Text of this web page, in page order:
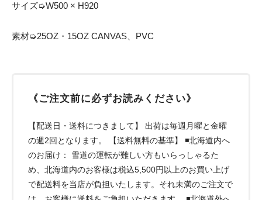
サイズ➭W500 × H920
素材➭25OZ・15OZ CANVAS、PVC
《ご注文前に必ずお読みください》
【配送日・送料につきまして】 出荷は毎週月曜と金曜
の週2回となります。 【送料無料の基準】 ◾️北海道内へ
のお届け： 雪道の運転が難しい方もいらっしゃるた
め、北海道内のお客様は税込5,500円以上のお買い上げ
で配送料を当店が負担いたします。それ未満のご注文で